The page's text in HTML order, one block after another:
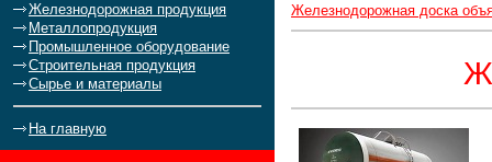
Железнодорожная продукция
Металлопродукция
Промышленное оборудование
Строительная продукция
Сырье и материалы
На главную
Железнодорожная доска